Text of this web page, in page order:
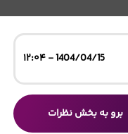
1404/04/15 - ۱۲:۰۴
برو به بخش نظرات